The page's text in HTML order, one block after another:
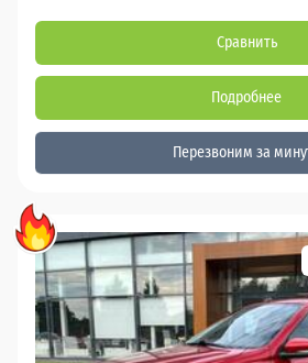
Сравнить
Подробнее
Перезвоним за